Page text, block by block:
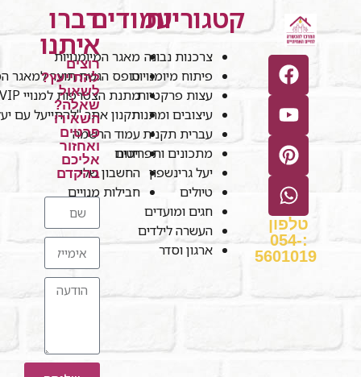
טלפון
:054-
5601019
קטגוריות
צרכנות נבונה
פיתוח מיומנויות
עצות פרקטיות
עיצובים ומתנות
עברית תקנית
מתכונים ותפריטים
יעל גרינשפון
טיולים
חגים ומועדים
העשרה לילדים
ארגון וסדר
עמודים
מאגר המיומנויות
טופס הגשת תוצר למאגר
מתנת הצטרפות למנויי VIP
תקנון אתר "להתייעל עם
עמוד הרשמה
חנות
החשבון שלי
חבילות מנויים
דברו
איתנו
רוצים
להתייעץ?
לשאול
שאלה?
השאירו
פרטים
ואחזור
אליכם
בהקדם